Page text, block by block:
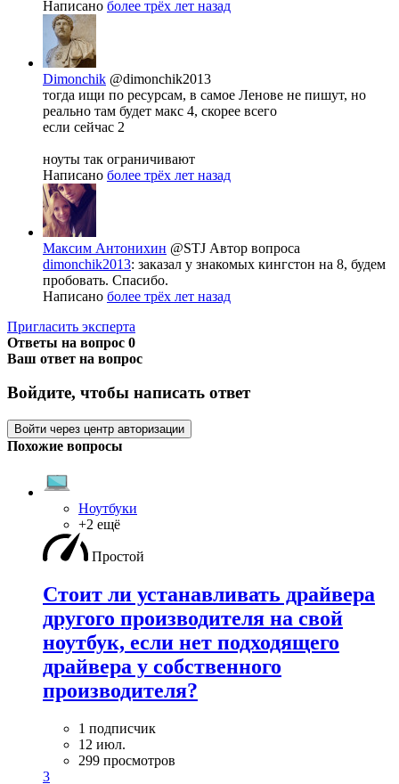
Написано более трёх лет назад
Dimonchik @dimonchik2013
тогда ищи по ресурсам, в самое Ленове не пишут, но
реально там будет макс 4, скорее всего
если сейчас 2
ноуты так ограничивают
Написано более трёх лет назад
Максим Антонихин @STJ Автор вопроса
dimonchik2013: заказал у знакомых кингстон на 8, будем
пробовать. Спасибо.
Написано более трёх лет назад
Пригласить эксперта
Ответы на вопрос 0
Ваш ответ на вопрос
Войдите, чтобы написать ответ
Войти через центр авторизации
Похожие вопросы
Ноутбуки
+2 ещё
Простой
Стоит ли устанавливать драйвера
другого производителя на свой
ноутбук, если нет подходящего
драйвера у собственного
производителя?
1 подписчик
12 июл.
299 просмотров
3